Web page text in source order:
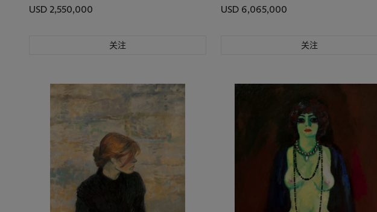
USD 2,550,000
关注
USD 6,065,000
关注